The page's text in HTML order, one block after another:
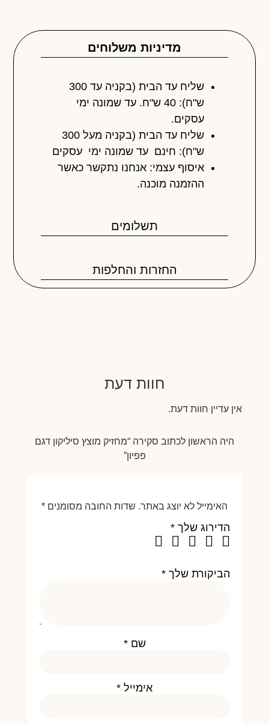
מדיניות משלוחים
תשלומים
החזרות והחלפות
שליח עד הבית (בקניה עד 300
ש"ח): 40 ש"ח. עד שמונה ימי
עסקים.
שליח עד הבית (בקניה מעל 300
ש"ח): חינם עד שמונה ימי עסקים
איסוף עצמי: אנחנו נתקשר כאשר
ההזמנה מוכנה.
חוות דעת
אין עדיין חוות דעת.
היה הראשון לכתוב סקירה “מחזיק מוצץ סיליקון דגם
פפיון”
האימייל לא יוצג באתר. שדות החובה מסומנים *
הדירוג שלך *
הביקורת שלך *
שם*
אימייל *